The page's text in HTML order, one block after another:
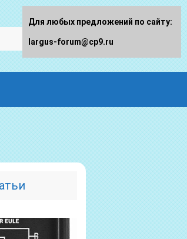
Для любых предложений по сайту:
largus-forum@cp9.ru